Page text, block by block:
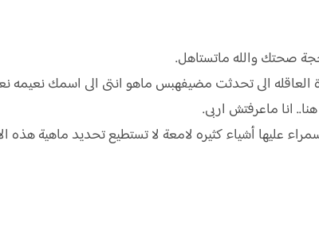
صحتك والله ماتستاهل.
العاقله الى تحدثت مضيفهبس ماهو انتى الى اسمك نعيمه
انا ماعرفتش اربى.
عليها أشياء كثيره لامعة لا تستطيع تحديد ماهية هذه